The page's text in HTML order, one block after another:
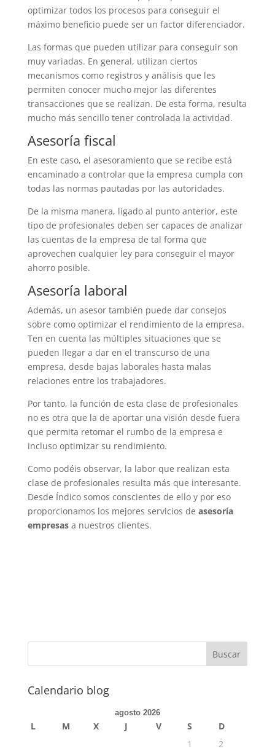
optimizar todos los procesos para conseguir el
máximo beneficio puede ser un factor diferenciador.
Las formas que pueden utilizar para conseguir son
muy variadas. En general, utilizan ciertos
mecanismos como registros y análisis que les
permiten conocer mucho mejor las diferentes
transacciones que se realizan. De esta forma, resulta
mucho más sencillo tener controlada la actividad.
Asesoría fiscal
En este caso, el asesoramiento que se recibe está
encaminado a controlar que la empresa cumpla con
todas las normas pautadas por las autoridades.
De la misma manera, ligado al punto anterior, este
tipo de profesionales deben ser capaces de analizar
las cuentas de la empresa de tal forma que
aprovechen cualquier ley para conseguir el mayor
ahorro posible.
Asesoría laboral
Además, un asesor también puede dar consejos
sobre como optimizar el rendimiento de la empresa.
Ten en cuenta las múltiples situaciones que se
pueden llegar a dar en el transcurso de una
empresa, desde bajas laborales hasta malas
relaciones entre los trabajadores.
Por tanto, la función de esta clase de profesionales
no es otra que la de aportar una visión desde fuera
que permita retomar el rumbo de la empresa e
incluso optimizar su rendimiento.
Como podéis observar, la labor que realizan esta
clase de profesionales resulta más que interesante.
Desde Índico somos conscientes de ello y por eso
proporcionamos los mejores servicios de asesoría
empresasa nuestros clientes.
Calendario blog
agosto 2026
L M X J V S
D
1
2